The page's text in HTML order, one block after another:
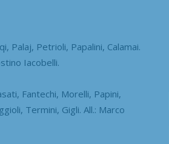
Palaj, Petrioli, Papalini, Calamai.
Iacobelli.
Fantechi, Morelli, Papini,
Termini, Gigli. All.: Marco